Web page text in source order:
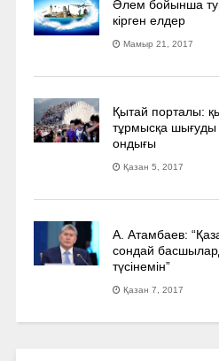
Әлем бойынша
кірген елдер
Мамыр 21, 2017
Қытай порталы:
тұрмысқа шығуды
ондығы
Қазан 5, 2017
А. Атамбаев:
сондай
түсінемін”
Қазан 7, 2017